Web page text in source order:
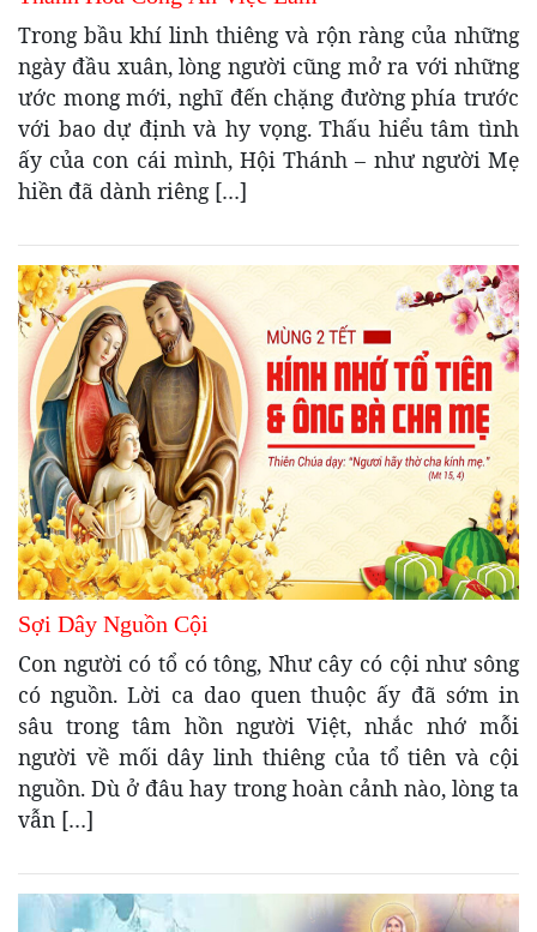
Trong bầu khí linh thiêng và rộn ràng của những
ngày đầu xuân, lòng người cũng mở ra với những
ước mong mới, nghĩ đến chặng đường phía trước
với bao dự định và hy vọng. Thấu hiểu tâm tình
ấy của con cái mình, Hội Thánh – như người Mẹ
hiền đã dành riêng […]
Sợi Dây Nguồn Cội
Con người có tổ có tông, Như cây có cội như sông
có nguồn. Lời ca dao quen thuộc ấy đã sớm in
sâu trong tâm hồn người Việt, nhắc nhớ mỗi
người về mối dây linh thiêng của tổ tiên và cội
nguồn. Dù ở đâu hay trong hoàn cảnh nào, lòng ta
vẫn […]